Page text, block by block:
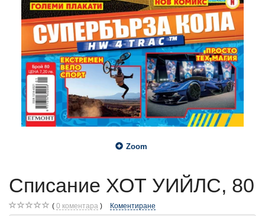
Zoom
Списание ХОТ УИЙЛС, 80
0 коментара Коментиране